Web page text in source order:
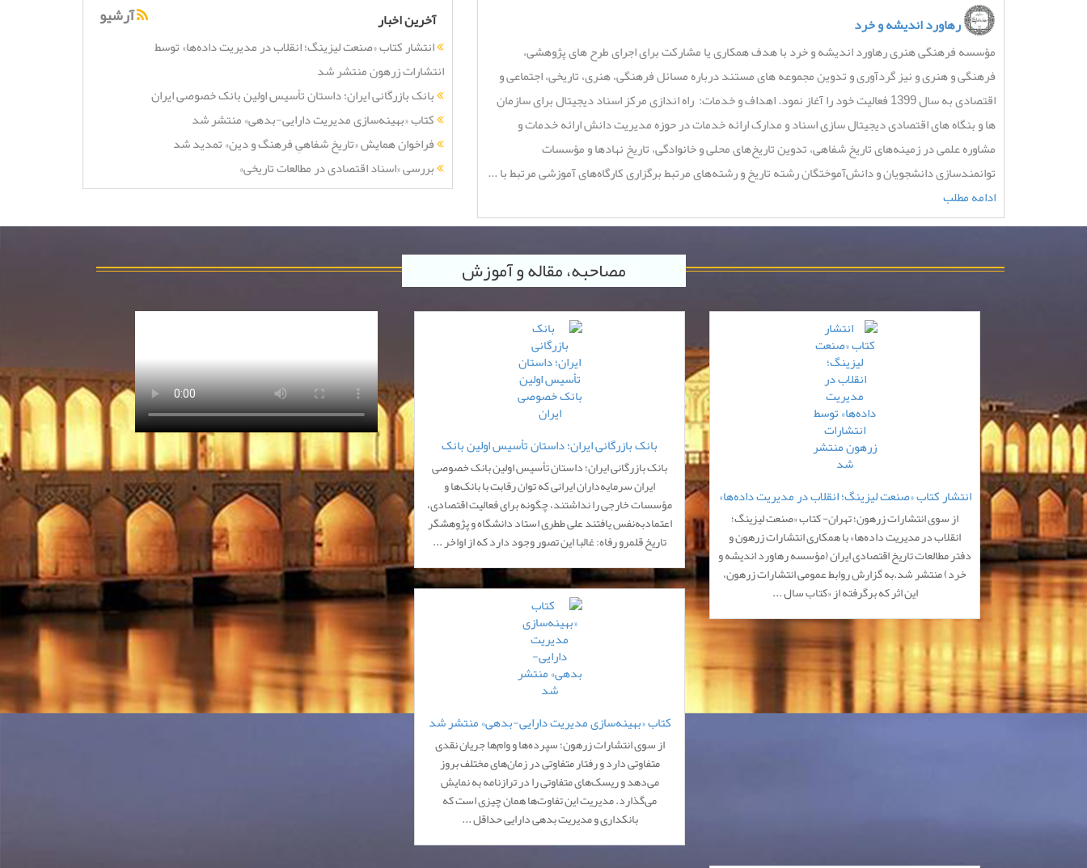
رهاورد اندیشه و خرد
مؤسسه فرهنگی هنری رهاورد اندیشه و خرد با هدف همکاری یا مشارکت برای اجرای طرح های پژوهشی،
فرهنگی و هنری و نیز گردآوری و تدوین مجموعه های مستند درباره مسائل فرهنگی، هنری، تاریخی، اجتماعی و
اقتصادی به سال 1399 فعالیت خود را آغاز نمود. اهداف و خدمات: راه اندازی مرکز اسناد دیجیتال برای سازمان
ها و بنگاه های اقتصادی دیجیتال سازی اسناد و مدارک ارائه خدمات در حوزه مدیریت دانش ارائه خدمات و
مشاوره علمی در زمینه‌های تاریخ شفاهی، تدوین تاریخ‌های محلی و خانوادگی، تاریخ نهادها و مؤسسات
توانمندسازی دانشجویان و دانش‌آموختگان رشته تاریخ و رشته‌های مرتبط برگزاری کارگاه‌های آموزشی مرتبط با ...
ادامه مطلب
آخرین اخبار آرشیو
انتشار کتاب «صنعت لیزینگ؛ انقلاب در مدیریت داده‌ها» توسط
انتشارات زرهون منتشر شد
بانک بازرگانی ایران؛ داستان تأسیس اولین بانک خصوصی ایران
کتاب «بهینه‌سازی مدیریت دارایی-بدهی» منتشر شد
فراخوان همایش «تاریخ شفاهیِ فرهنگ و دین» تمدید شد
بررسی «اسناد اقتصادی در مطالعات تاریخی»
مصاحبه، مقاله و آموزش
انتشار کتاب «صنعت لیزینگ؛ انقلاب در مدیریت داده‌ها»
توسط انتشارات زرهون منتشر شد
از سوی انتشارات زرهون؛ تهران- کتاب «صنعت لیزینگ؛
انقلاب در مدیریت داده‌ها» با همکاری انتشارات زرهون و
دفتر مطالعات تاریخ اقتصادی ایران (مؤسسه رهاورد اندیشه و
خرد) منتشر شد.به گزارش روابط عمومی انتشارات زرهون،
این اثر که برگرفته از «کتاب سال ...
بانک بازرگانی ایران؛ داستان تأسیس اولین بانک
خصوصی ایران
بانک بازرگانی ایران؛ داستان تأسیس اولین بانک خصوصی
ایران سرمایه‌داران ایرانی که توان رقابت با بانک‌ها و
مؤسسات خارجی را نداشتند، چگونه برای فعالیت اقتصادی،
اعتماد‌به‌نفس یافتند علی ططری استاد دانشگاه و پژوهشگر
تاریخ قلمرو رفاه: غالبا این تصور وجود دارد که از اواخر ...
کتاب «بهینه‌سازی مدیریت دارایی-بدهی» منتشر شد
از سوی انتشارات زرهون؛ سپرده‌ها و وام‌ها جریان نقدی
متفاوتی دارد و رفتار متفاوتی در زمان‌های مختلف بروز
می‌دهد و ریسک‌های متفاوتی را در ترازنامه به نمایش
می‌گذارد. مدیریت این تفاوت‌ها همان چیزی است که
بانکداری و مدیریت بدهی دارایی حداقل ...